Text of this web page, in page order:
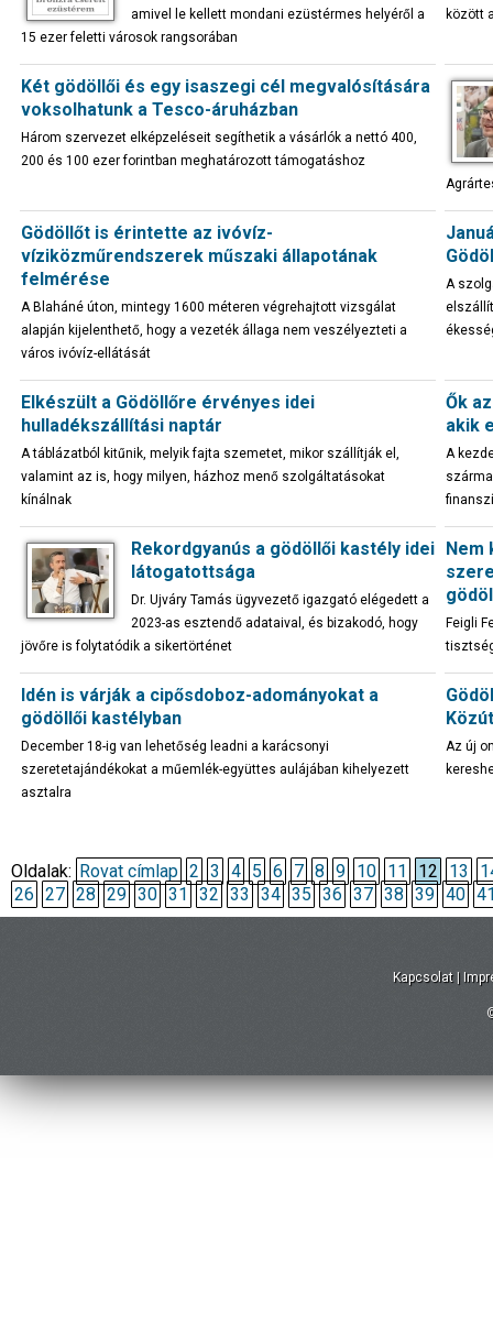
amivel le kellett mondani ezüstérmes helyéről a
15 ezer feletti városok rangsorában
között
Két gödöllői és egy isaszegi cél megvalósítására
voksolhatunk a Tesco-áruházban
Három szervezet elképzeléseit segíthetik a vásárlók a nettó 400,
200 és 100 ezer forintban meghatározott támogatáshoz
Gödöllőt is érintette az ivóvíz-
víziközműrendszerek műszaki állapotának
felmérése
A Blaháné úton, mintegy 1600 méteren végrehajtott vizsgálat
alapján kijelenthető, hogy a vezeték állaga nem veszélyezteti a
város ivóvíz-ellátását
A
Elkészült a Gödöllőre érvényes idei
hulladékszállítási naptár
A táblázatból kitűnik, melyik fajta szemetet, mikor szállítják el,
valamint az is, hogy milyen, házhoz menő szolgáltatásokat
kínálnak
Ők
akik
A
Rekordgyanús a gödöllői kastély idei
látogatottsága
Dr. Ujváry Tamás ügyvezető igazgató elégedett a
2023-as esztendő adataival, és bizakodó, hogy
jövőre is folytatódik a sikertörténet
Nem
Feigli
Idén is várják a cipősdoboz-adományokat a
gödöllői kastélyban
December 18-ig van lehetőség leadni a karácsonyi
szeretetajándékokat a műemlék-együttes aulájában kihelyezett
asztalra
Az új
Oldalak: Rovat címlap 2 3 4 5 6 7 8 9 10 11 12 13
26 27 28 29 30 31 32 33 34 35 36 37 38 39 40
Kapcsolat |